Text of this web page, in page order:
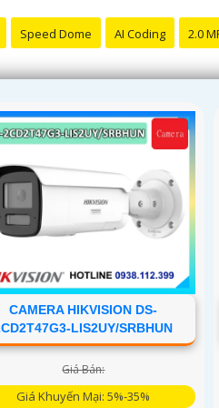
Speed Dome AI Coding 2.0
CAMERA HIKVISION DS-
LIS2UY/SRBHUN
Giá Bán:
Giá Khuyến Mại: 5%-35%